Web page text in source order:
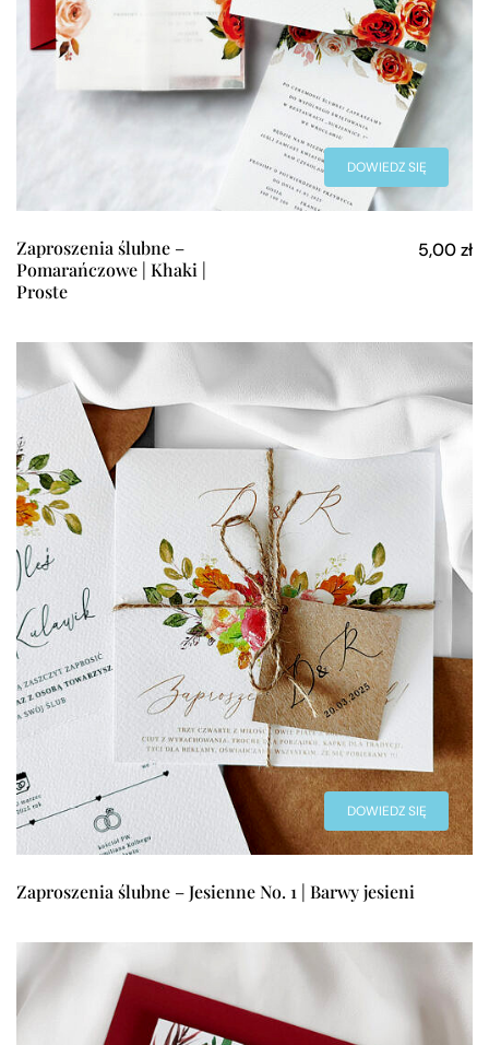
DOWIEDZ SIĘ
WIĘCEJ
Zaproszenia ślubne –
Pomarańczowe | Khaki |
Proste
5,00zł
DOWIEDZ SIĘ
WIĘCEJ
Zaproszenia ślubne – Jesienne No. 1 | Barwy jesieni